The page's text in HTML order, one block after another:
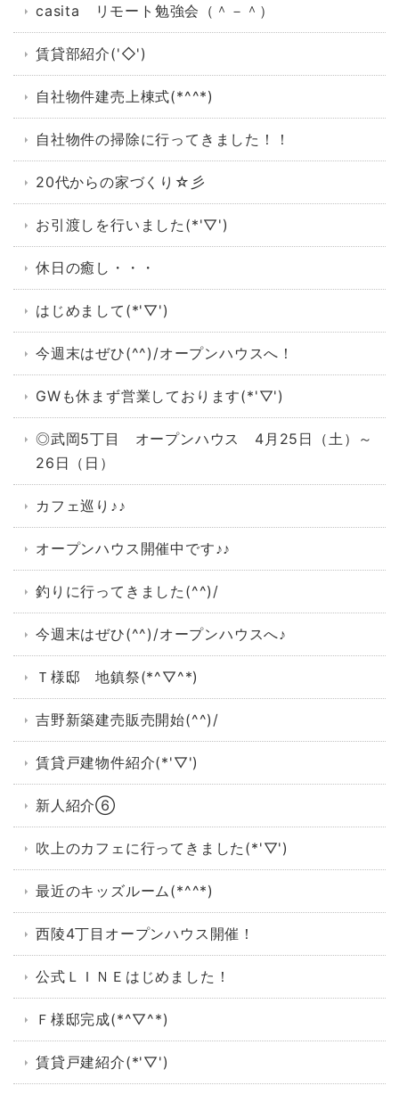
casita リモート勉強会（＾－＾）
賃貸部紹介('◇')ゞ
自社物件建売上棟式(*^^*)
自社物件の掃除に行ってきました！！
20代からの家づくり☆彡
お引渡しを行いました(*'▽')
休日の癒し・・・
はじめまして(*'▽')
今週末はぜひ(^^)/オープンハウスへ！
GWも休まず営業しております(*'▽')
◎武岡5丁目 オープンハウス 4月25日（土）～
26日（日）
カフェ巡り♪♪
オープンハウス開催中です♪♪
釣りに行ってきました(^^)/
今週末はぜひ(^^)/オープンハウスへ♪
Ｔ様邸 地鎮祭(*^▽^*)
吉野新築建売販売開始(^^)/
賃貸戸建物件紹介(*'▽')
新人紹介⑥
吹上のカフェに行ってきました(*'▽')
最近のキッズルーム(*^^*)
西陵4丁目オープンハウス開催！
公式ＬＩＮＥはじめました！
Ｆ様邸完成(*^▽^*)
賃貸戸建紹介(*'▽')